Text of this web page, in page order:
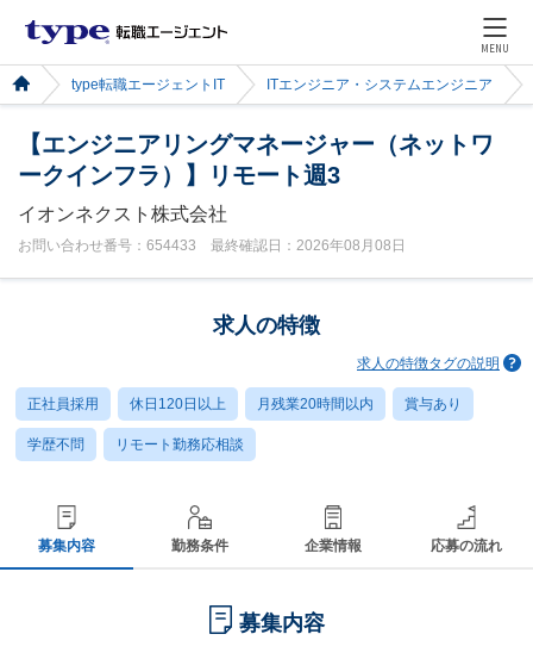
MENU
type転職エージェントIT ITエンジニア・システムエンジニア
【エンジニアリングマネージャー（ネットワ
ークインフラ）】リモート週3
イオンネクスト株式会社
お問い合わせ番号：654433 最終確認日：2026年08月08日
求人の特徴
求人の特徴タグの説明
正社員採用 休日120日以上 月残業20時間以内 賞与あり
学歴不問 リモート勤務応相談
募集内容 勤務条件 企業情報 応募の流れ
募集内容